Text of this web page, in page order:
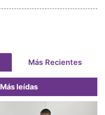
Más Recientes
Más leídas